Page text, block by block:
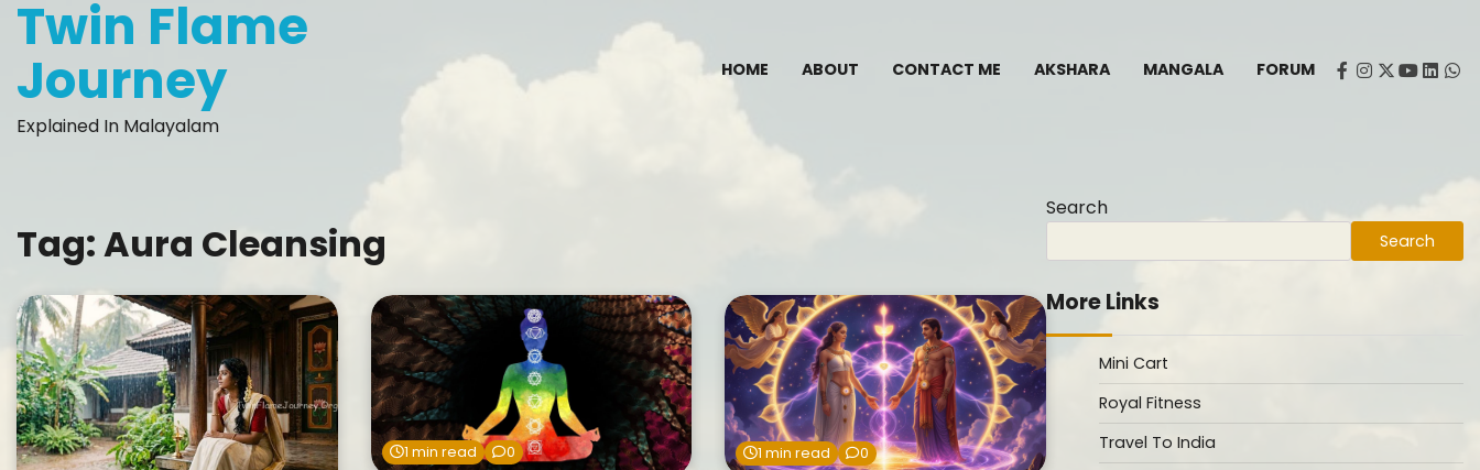
Skip
content
Twin Flame
Journey
Explained In Malayalam
HOME ABOUT CONTACT ME AKSHARA MANGALA FORUM facebook
instagram
twitter
youtube
Tag:Aura Cleansing
1 min read 0 1 min read 0
Search
Search
More Links
Mini Cart
Royal Fitness
Travel To India